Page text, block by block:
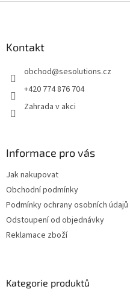
Kontakt
obchod@sesolutions.cz
+420 774 876 704
Zahrada v akci
Informace pro vás
Jak nakupovat
Obchodní podmínky
Podmínky ochrany osobních údajů
Odstoupení od objednávky
Reklamace zboží
Kategorie produktů